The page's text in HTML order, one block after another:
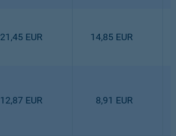
21,45 EUR 14,85 EUR
12,87 EUR 8,91 EUR